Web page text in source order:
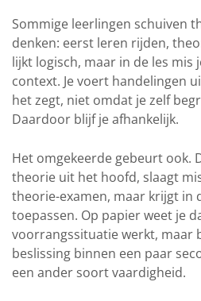
Sommige leerlingen schuiven
denken: eerst leren rijden,
lijkt logisch, maar in de les mis
context. Je voert handelingen
het zegt, niet omdat je zelf
Daardoor blijf je afhankelijk.
Het omgekeerde gebeurt ook.
theorie uit het hoofd, slaagt
theorie-examen, maar krijgt in
toepassen. Op papier weet je
voorrangssituatie werkt, maar
beslissing binnen een paar
een ander soort vaardigheid.